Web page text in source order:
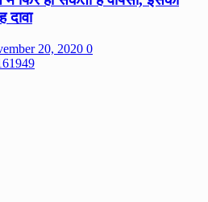
दावा
20, 2020 0